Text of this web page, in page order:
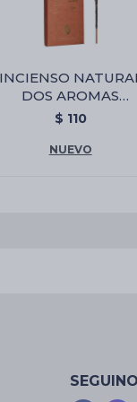
DOS AROMAS
MADRE X8
$ 110
NUEVO